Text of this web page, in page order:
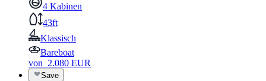
4 Kabinen
43ft
Klassisch
Bareboat
von 2.080 EUR
Save